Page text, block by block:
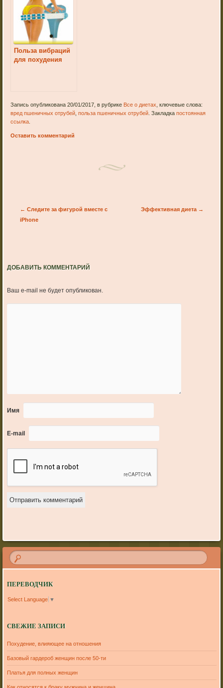
Польза вибраций
для похудения
Запись опубликована 20/01/2017, в рубрике Все о диетах , ключевые слова:
вред пшеничных отрубей ,польза пшеничных отрубей . Закладкапостоянная
ссылка
Оставить комментарий
Post navigation
← Следите за фигурой вместе с
iPhone
Эффективная диета →
ДОБАВИТЬ КОММЕНТАРИЙ
Ваш e-mail не будет опубликован.
Имя
E-mail
ПЕРЕВОДЧИК
Select Language ▼
СВЕЖИЕ ЗАПИСИ
Похудение, влияющее на отношения
Базовый гардероб женщин после 50-ти
Платья для полных женщин